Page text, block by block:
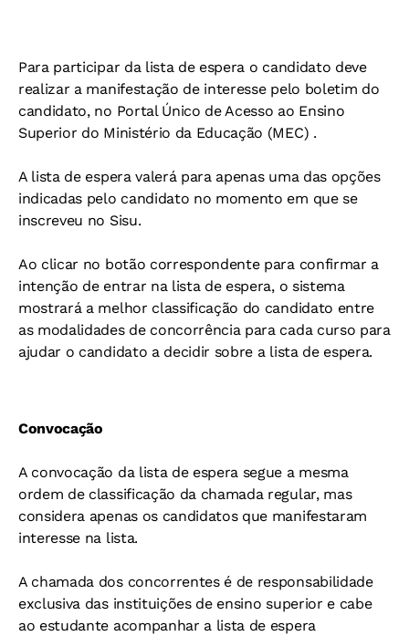
Para participar da lista de espera o candidato deve
realizar a manifestação de interesse pelo boletim do
candidato, no Portal Único de Acesso ao Ensino
Superior do Ministério da Educação (MEC) .
A lista de espera valerá para apenas uma das opções
indicadas pelo candidato no momento em que se
inscreveu no Sisu.
Ao clicar no botão correspondente para confirmar a
intenção de entrar na lista de espera, o sistema
mostrará a melhor classificação do candidato entre
as modalidades de concorrência para cada curso para
ajudar o candidato a decidir sobre a lista de espera.
Convocação
A convocação da lista de espera segue a mesma
ordem de classificação da chamada regular, mas
considera apenas os candidatos que manifestaram
interesse na lista.
A chamada dos concorrentes é de responsabilidade
exclusiva das instituições de ensino superior e cabe
ao estudante acompanhar a lista de espera